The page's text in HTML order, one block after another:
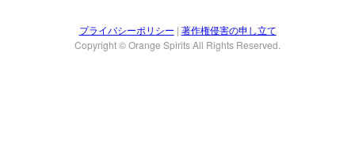
プライバシーポリシー | 著作権侵害の申し立て
Copyright © Orange Spirits All Rights Reserved.